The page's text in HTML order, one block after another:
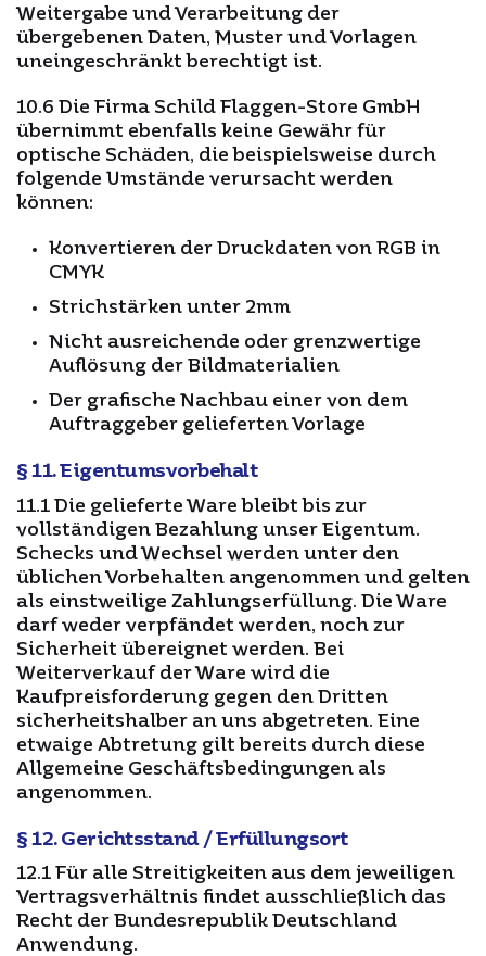
Weitergabe und Verarbeitung der
übergebenen Daten, Muster und Vorlagen
uneingeschränkt berechtigt ist.
10.6 Die Firma Schild Flaggen-Store GmbH
übernimmt ebenfalls keine Gewähr für
optische Schäden, die beispielsweise durch
folgende Umstände verursacht werden
können:
Konvertieren der Druckdaten von RGB in
CMYK
Strichstärken unter 2mm
Nicht ausreichende oder grenzwertige
Auflösung der Bildmaterialien
Der grafische Nachbau einer von dem
Auftraggeber gelieferten Vorlage
§ 11. Eigentumsvorbehalt
11.1 Die gelieferte Ware bleibt bis zur
vollständigen Bezahlung unser Eigentum.
Schecks und Wechsel werden unter den
üblichen Vorbehalten angenommen und gelten
als einstweilige Zahlungserfüllung. Die Ware
darf weder verpfändet werden, noch zur
Sicherheit übereignet werden. Bei
Weiterverkauf der Ware wird die
Kaufpreisforderung gegen den Dritten
sicherheitshalber an uns abgetreten. Eine
etwaige Abtretung gilt bereits durch diese
Allgemeine Geschäftsbedingungen als
angenommen.
§ 12. Gerichtsstand / Erfüllungsort
12.1 Für alle Streitigkeiten aus dem jeweiligen
Vertragsverhältnis findet ausschließlich das
Recht der Bundesrepublik Deutschland
Anwendung.